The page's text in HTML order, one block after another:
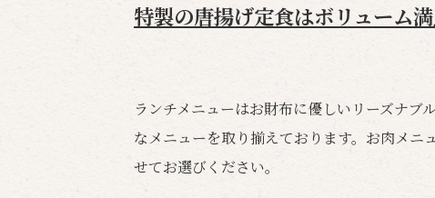
特製の唐揚げ定食はボリューム
ランチメニューはお財布に優しいリーズナブ
なメニューを取り揃えております。お肉メ
せてお選びください。